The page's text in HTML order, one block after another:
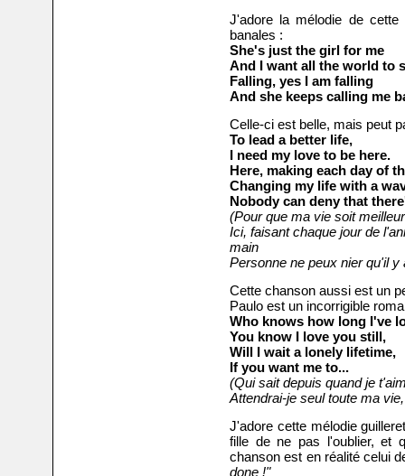
J'adore la mélodie de
banales :
She's just the girl for me
And I want all the world to
Falling, yes I am falling
And she keeps calling me
Celle-ci est belle, mais peut
To lead a better life,
I need my love to be here.
Here, making each day of
Changing my life with a
Nobody can deny that
(Pour que ma vie soit
Ici, faisant chaque jour de
main
Personne ne peux nier qu'il
Cette chanson aussi est un
Paulo est un incorrigible
Who knows how long I've
You know I love you still,
Will I wait a lonely lifetime,
If you want me to...
(Qui sait depuis quand je
Attendrai-je seul toute ma
J'adore cette mélodie
fille de ne pas l'oublier, et
chanson est en réalité celui
done !"